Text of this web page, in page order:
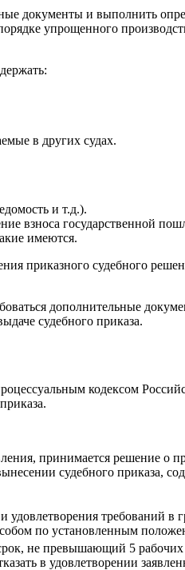
документы и выполнить
упрощенного
в других судах.
и т.д.).
взноса государственной
имеются.
приказного судебного
дополнительные
судебного приказа.
кодексом
принимается решение о
судебного приказа,
требований в
по установленным
не превышающий 5
в удовлетворении